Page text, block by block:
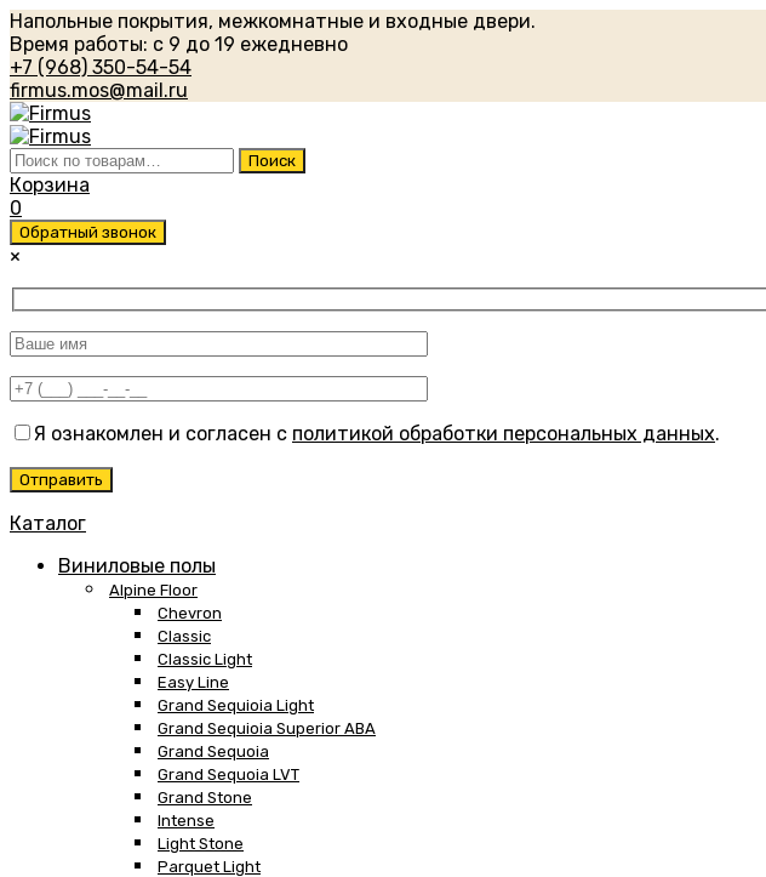
Напольные покрытия, межкомнатные и входные двери.
Время работы: с 9 до 19 ежедневно
+7 (968) 350-54-54
firmus.mos@mail.ru
Искать: Поиск
Корзина
0
Обратный звонок
×
Я ознакомлен и согласен с политикой обработки персональных данных.
Каталог
Виниловые полы
Alpine Floor
Chevron
Classic
Classic Light
Easy Line
Grand Sequioia Light
Grand Sequioia Superior ABA
Grand Sequoia
Grand Sequoia LVT
Grand Stone
Intense
Light Stone
Parquet Light